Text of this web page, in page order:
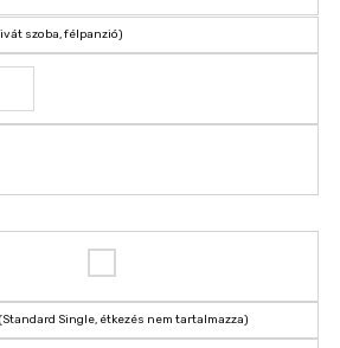
szoba, félpanzió)
Single, étkezés nem tartalmazza)